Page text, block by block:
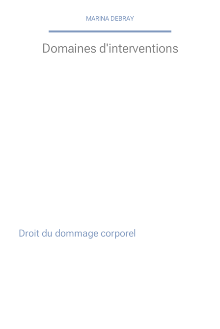
MARINA DEBRAY
Domaines d'interventions
Droit du dommage corporel